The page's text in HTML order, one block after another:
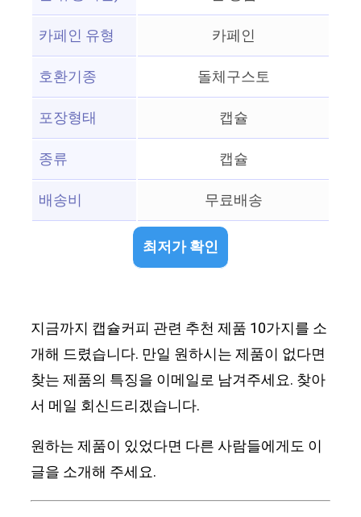
카페인 유형
카페인
호환기종
돌체구스토
포장형태
캡슐
종류
캡슐
배송비
무료배송
최저가 확인
지금까지 캡슐커피 관련 추천 제품 10가지를 소
개해 드렸습니다. 만일 원하시는 제품이 없다면
찾는 제품의 특징을 이메일로 남겨주세요. 찾아
서 메일 회신드리겠습니다.
원하는 제품이 있었다면 다른 사람들에게도 이
글을 소개해 주세요.